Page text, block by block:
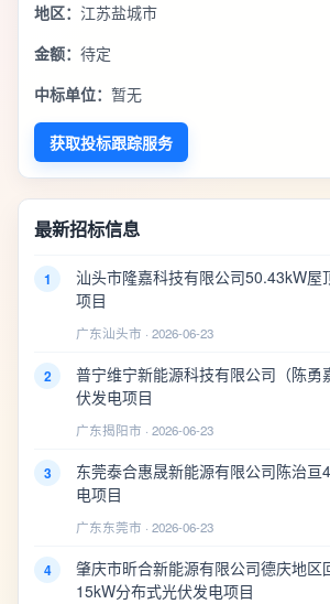
地区： 江苏盐城市
金额： 待定
中标单位： 暂无
获取投标跟踪服务
最新招标信息
1
汕头市隆嘉科技有限公司50.43kW屋
项目
广东汕头市 · 2026-06-23
2
普宁维宁新能源科技有限公司（陈勇
伏发电项目
广东揭阳市 · 2026-06-23
3
东莞泰合惠晟新能源有限公司陈治亘
电项目
广东东莞市 · 2026-06-23
4
肇庆市昕合新能源有限公司德庆地区
15kW分布式光伏发电项目